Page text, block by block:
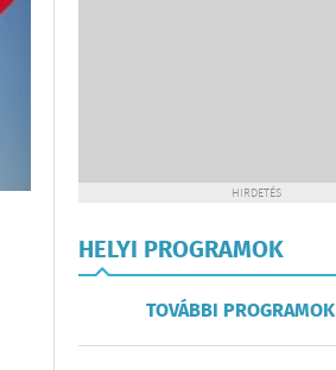
HIRDETÉS
HELYI PROGRAMOK
TOVÁBBI PROGRAMOK